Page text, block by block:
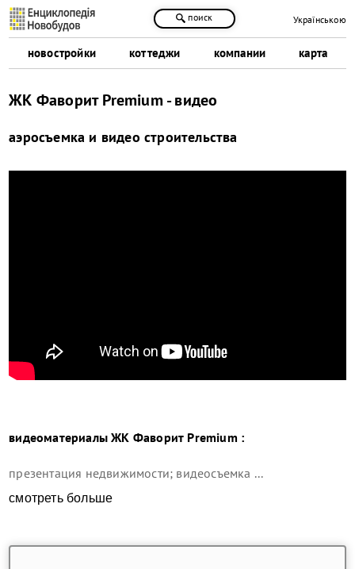
новостройки коттеджи компании карта
поиск Українською
ЖК Фаворит Premium - видео
аэросъемка и видео строительства
видеоматериалы ЖК Фаворит Premium :
презентация недвижимости; видеосъемка ...
смотреть больше